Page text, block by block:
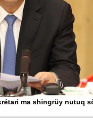
ma shingrüy nutuq